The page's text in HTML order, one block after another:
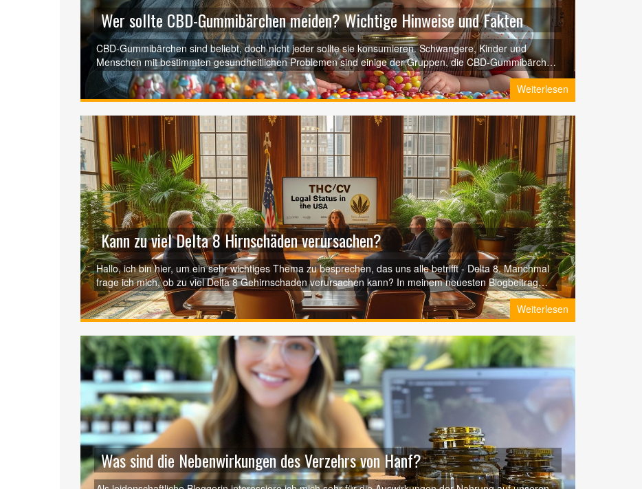
Wer sollte CBD-Gummibärchen meiden? Wichtige Hinweise und Fakten
CBD-Gummibärchen sind beliebt, doch nicht jeder sollte sie konsumieren. Schwangere, Kinder und
Menschen mit bestimmten gesundheitlichen Problemen sind einige der Gruppen, die CBD-Gummibärchen
meiden sollten. In diesem Artikel erfahren Sie, wer genau diese Produkte vermeiden sollte und warum.
Weiterlesen
Kann zu viel Delta 8 Hirnschäden verursachen?
Hallo, ich bin hier, um ein sehr wichtiges Thema zu besprechen, das uns alle betrifft - Delta 8. Manchmal
frage ich mich, ob zu viel Delta 8 Gehirnschaden verursachen kann? In meinem neuesten Blogbeitrag
werde ich diese Frage ausführlich untersuchen und die möglichen Auswirkungen eines übermäßigen
Konsums auf unser Gehirn beleuchten. Ich hoffe, dass dies Ihnen dabei helfen wird, fundierte
Entscheidungen über Ihren Konsum zu treffen.
Weiterlesen
Was sind die Nebenwirkungen des Verzehrs von Hanf?